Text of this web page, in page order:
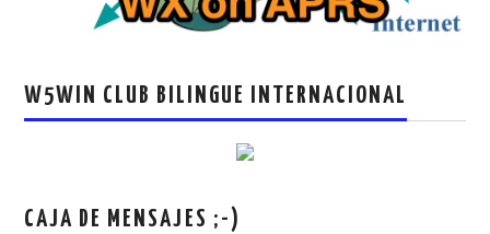
W5WIN CLUB BILINGUE INTERNACIONAL
CAJA DE MENSAJES ;-)